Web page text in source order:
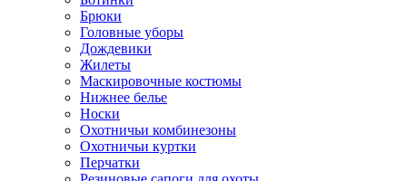
Брюки
Головные уборы
Дождевики
Жилеты
Маскировочные костюмы
Нижнее белье
Носки
Охотничьи комбинезоны
Охотничьи куртки
Перчатки